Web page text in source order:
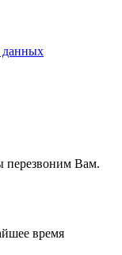
данных
перезвоним Вам.
время